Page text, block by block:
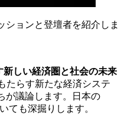
ションと登壇者を紹介しま
新しい経済圏と社会の未来
たらす新たな経済システ
が議論します。日本の
ても深掘りします。